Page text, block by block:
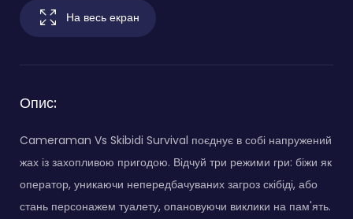
На весь екран
Опис:
Cameraman Vs Skibidi Survival поєднує в собі напружений
жах із захопливою пригодою. Відчуй три режими гри: біжи як
оператор, уникаючи непередбачуваних загроз скібіді, або
стань персонажем туалету, опановуючи виклики на пам'ять.